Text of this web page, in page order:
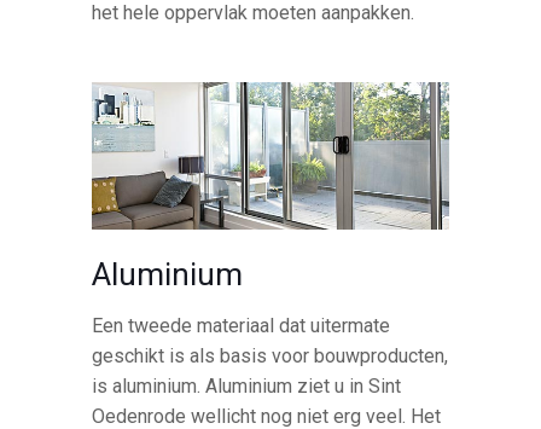
het hele oppervlak moeten aanpakken.
Aluminium
Een tweede materiaal dat uitermate
geschikt is als basis voor bouwproducten,
is aluminium. Aluminium ziet u in Sint
Oedenrode wellicht nog niet erg veel. Het